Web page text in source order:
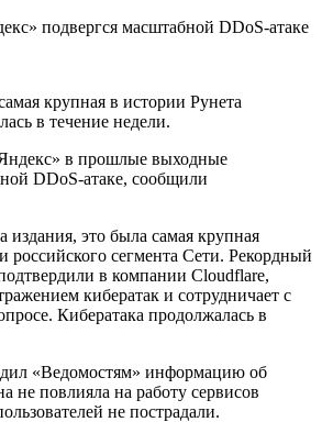
крупная в истории Рунета
в течение недели.
в прошлые выходные
DDoS-атаке, сообщили
это была самая крупная
российского сегмента Сети. Рекордный
в компании Cloudflare,
кибератак и сотрудничает с
Кибератака продолжалась в
«Ведомостям» информацию об
не повлияла на работу сервисов
не пострадали.